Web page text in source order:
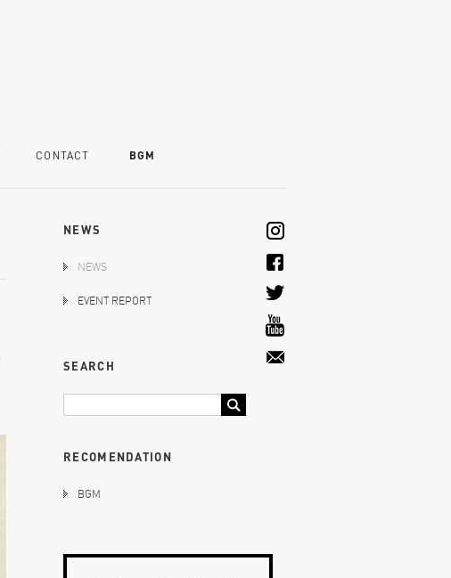
CONTACT BGM
NEWS
NEWS
EVENT REPORT
SEARCH
RECOMENDATION
BGM